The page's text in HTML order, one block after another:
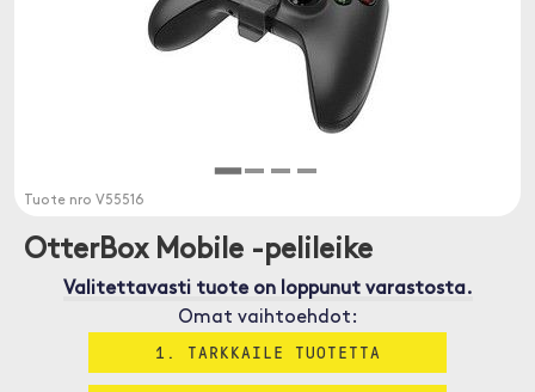
Tuote nro V55516
OtterBox Mobile -pelileike
Valitettavasti tuote on loppunut varastosta.
Omat vaihtoehdot:
1. TARKKAILE TUOTETTA